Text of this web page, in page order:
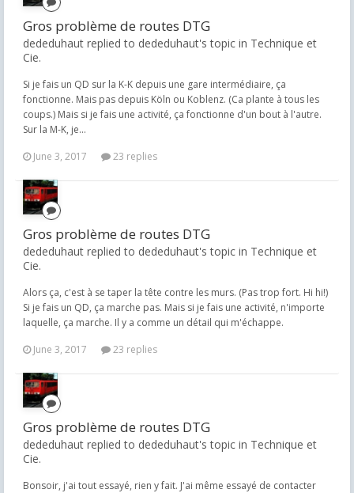
Gros problème de routes DTG
dededuhaut replied to dededuhaut's topic in Technique et
Cie.
Si je fais un QD sur la K-K depuis une gare intermédiaire, ça
fonctionne. Mais pas depuis Köln ou Koblenz. (Ca plante à tous les
coups.) Mais si je fais une activité, ça fonctionne d'un bout à l'autre.
Sur la M-K, je...
June 3, 2017
23 replies
Gros problème de routes DTG
dededuhaut replied to dededuhaut's topic in Technique et
Cie.
Alors ça, c'est à se taper la tête contre les murs. (Pas trop fort. Hi hi!)
Si je fais un QD, ça marche pas. Mais si je fais une activité, n'importe
laquelle, ça marche. Il y a comme un détail qui m'échappe.
June 3, 2017
23 replies
Gros problème de routes DTG
dededuhaut replied to dededuhaut's topic in Technique et
Cie.
Bonsoir, j'ai tout essayé, rien y fait. J'ai même essayé de contacter